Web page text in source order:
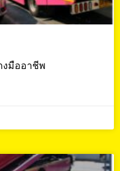
งมืออาชีพ